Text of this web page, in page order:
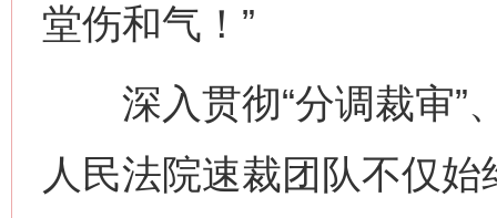
堂伤和气！”
深入贯彻“分调裁审”、
人民法院速裁团队不仅